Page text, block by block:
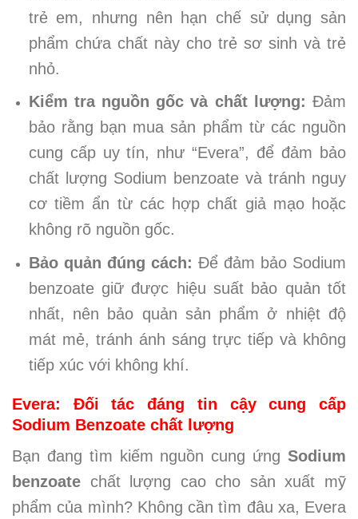
trẻ em, nhưng nên hạn chế sử dụng sản
phẩm chứa chất này cho trẻ sơ sinh và trẻ
nhỏ.
Kiểm tra nguồn gốc và chất lượng: Đảm
bảo rằng bạn mua sản phẩm từ các nguồn
cung cấp uy tín, như “Evera”, để đảm bảo
chất lượng Sodium benzoate và tránh nguy
cơ tiềm ẩn từ các hợp chất giả mạo hoặc
không rõ nguồn gốc.
Bảo quản đúng cách: Để đảm bảo Sodium
benzoate giữ được hiệu suất bảo quản tốt
nhất, nên bảo quản sản phẩm ở nhiệt độ
mát mẻ, tránh ánh sáng trực tiếp và không
tiếp xúc với không khí.
Evera: Đối tác đáng tin cậy cung cấp
Sodium Benzoate chất lượng
Bạn đang tìm kiếm nguồn cung ứng Sodium
benzoate chất lượng cao cho sản xuất mỹ
phẩm của mình? Không cần tìm đâu xa, Evera